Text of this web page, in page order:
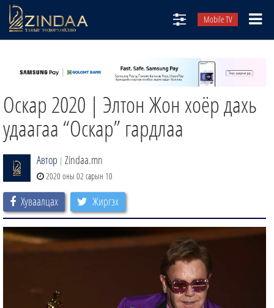
Mobile TV
ТВ8
ӨГЛӨӨНИЙ СОНИН
АУДИО ЗОХИОЛ
ЗИНДАА СЭТГҮҮЛ
Оскар 2020 | Элтон Жон хоёр дахь
удаагаа “Оскар” гардлаа
Автор | Zindaa.mn
2020 оны 02 сарын 10
Хуваалцах Жиргэх